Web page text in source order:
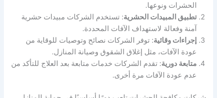
الحشرات ونوعها.
تطبيق المبيدات الحشرية: تستخدم الشركات مبيدات حشرية
آمنة وفعالة لاستهداف الآفات المحددة.
إجراءات وقائية: توفر الشركات نصائح وتوصيات للوقاية من
عودة الآفات، مثل إغلاق الشقوق وصيانة المنازل.
متابعة دورية: تقدم الشركات خدمات متابعة بعد العلاج للتأكد من
عدم عودة الآفات مرة أخرى.